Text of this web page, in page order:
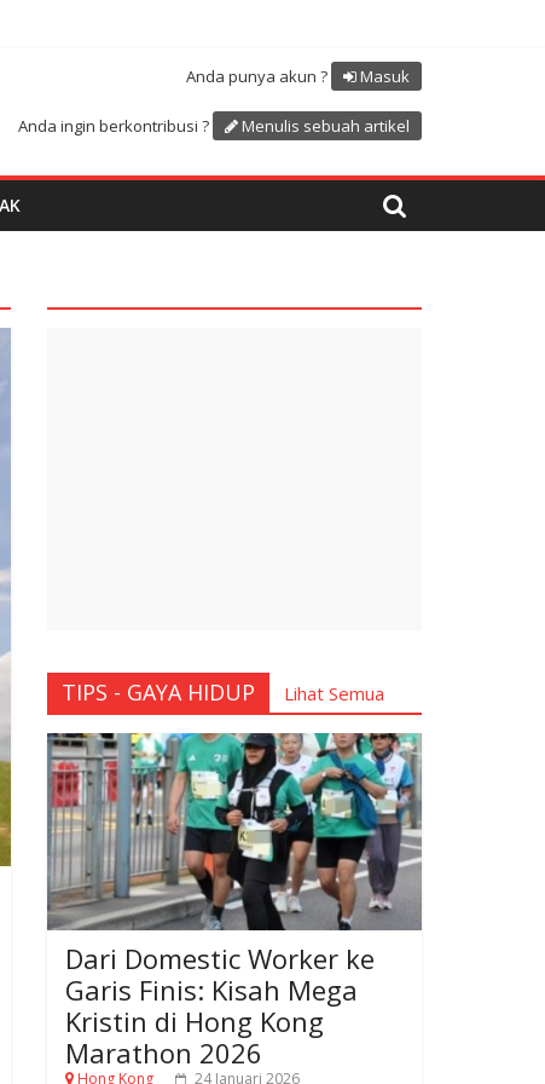
HUT RI ke 81Anda punya akun ? Masuk
Anda ingin berkontribusi ? Menulis sebuah artikel
TIPS - GAYA HIDUP Lihat Semua
Dari Domestic Worker ke
Garis Finis: Kisah Mega
Kristin di Hong Kong
Marathon 2026
Hong Kong
24 Januari 2026